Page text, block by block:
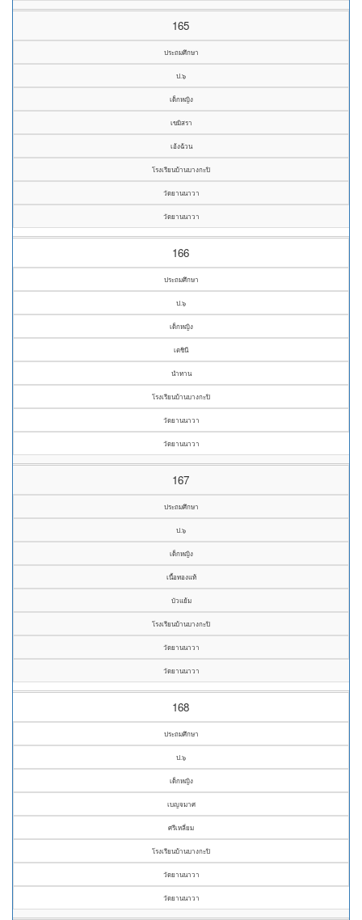
165
ประถมศึกษา
ป.๖
เด็กหญิง
เขมิสรา
เอ้งฉ้วน
โรงเรียนบ้านบางกะปิ
วัดยานนาวา
วัดยานนาวา
166
ประถมศึกษา
ป.๖
เด็กหญิง
เตชินี
นำทาน
โรงเรียนบ้านบางกะปิ
วัดยานนาวา
วัดยานนาวา
167
ประถมศึกษา
ป.๖
เด็กหญิง
เนื้อทองแท้
บัวแย้ม
โรงเรียนบ้านบางกะปิ
วัดยานนาวา
วัดยานนาวา
168
ประถมศึกษา
ป.๖
เด็กหญิง
เบญจมาศ
ศรีเหลี่ยม
โรงเรียนบ้านบางกะปิ
วัดยานนาวา
วัดยานนาวา